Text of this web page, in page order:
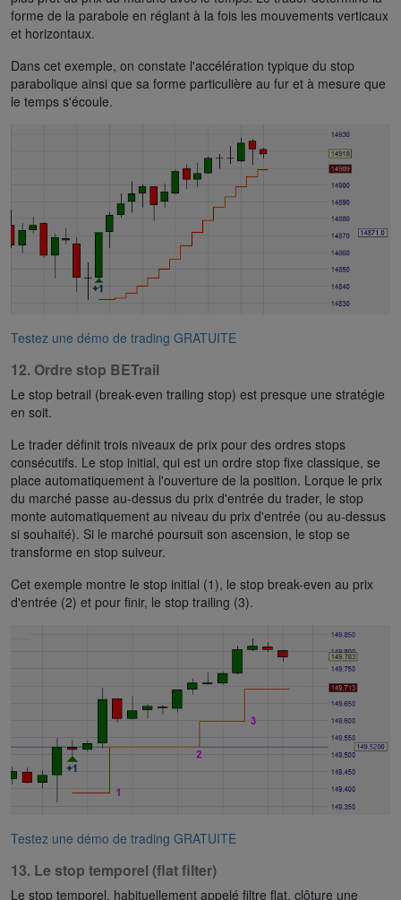
forme de la parabole en réglant à la fois les mouvements verticaux
et horizontaux.
Dans cet exemple, on constate l'accélération typique du stop
parabolique ainsi que sa forme particulière au fur et à mesure que
le temps s'écoule.
Testez une démo de trading GRATUITE
12. Ordre stop BETrail
Le stop betrail (break-even trailing stop) est presque une stratégie
en soit.
Le trader définit trois niveaux de prix pour des ordres stops
consécutifs. Le stop initial, qui est un ordre stop fixe classique, se
place automatiquement à l'ouverture de la position. Lorque le prix
du marché passe au-dessus du prix d'entrée du trader, le stop
monte automatiquement au niveau du prix d'entrée (ou au-dessus
si souhaité). Si le marché poursuit son ascension, le stop se
transforme en stop suiveur.
Cet exemple montre le stop initial (1), le stop break-even au prix
d'entrée (2) et pour finir, le stop trailing (3).
Testez une démo de trading GRATUITE
13. Le stop temporel (flat filter)
Le stop temporel, habituellement appelé filtre flat, clôture une